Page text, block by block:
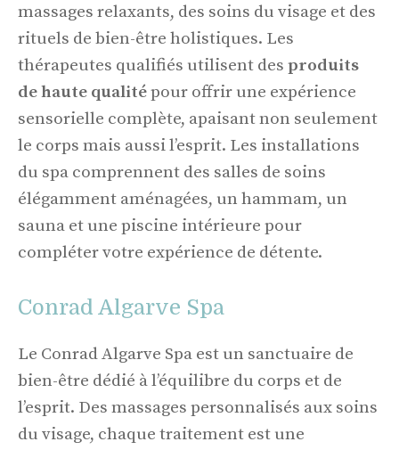
massages relaxants, des soins du visage et des
rituels de bien-être holistiques. Les
thérapeutes qualifiés utilisent des produits
de haute qualitépour offrir une expérience
sensorielle complète, apaisant non seulement
le corps mais aussi l’esprit. Les installations
du spa comprennent des salles de soins
élégamment aménagées, un hammam, un
sauna et une piscine intérieure pour
compléter votre expérience de détente.
Conrad Algarve Spa
Le Conrad Algarve Spa est un sanctuaire de
bien-être dédié à l’équilibre du corps et de
l’esprit. Des massages personnalisés aux soins
du visage, chaque traitement est une